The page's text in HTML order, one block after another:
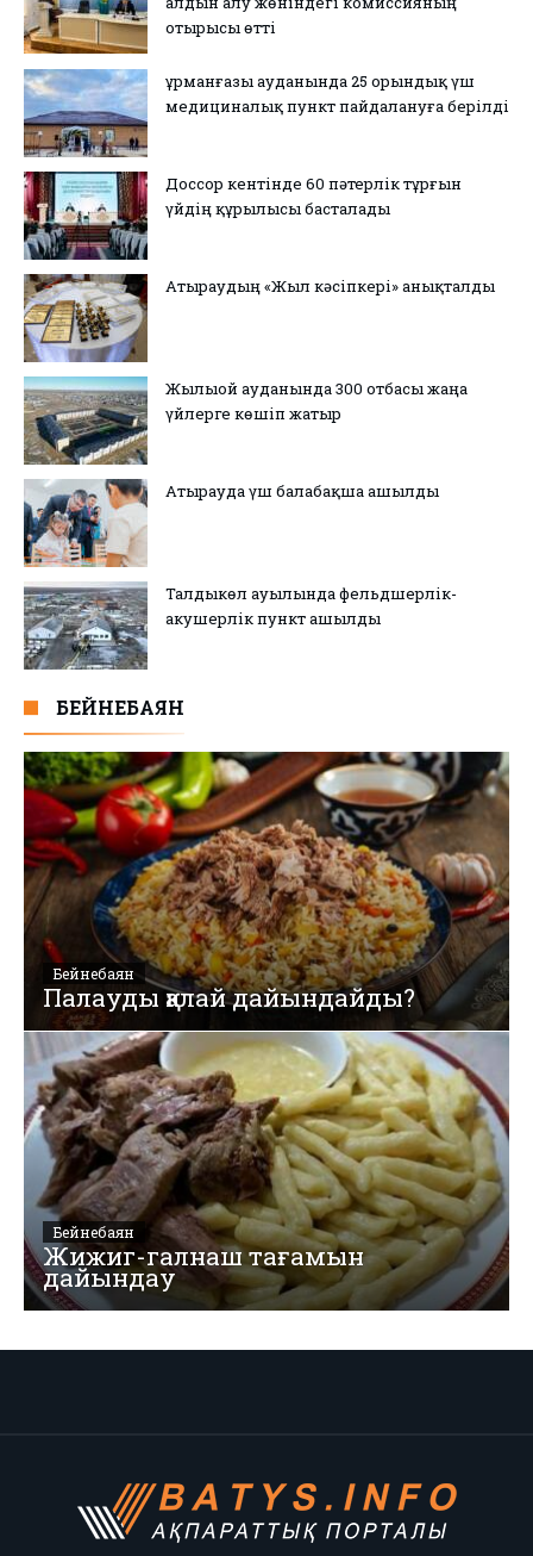
отырысы өтті
Құрманғазы ауданында 25 орындық үш
медициналық пункт пайдалануға берілді
Доссор кентінде 60 пәтерлік тұрғын
үйдің құрылысы басталады
Атыраудың «Жыл кәсіпкері» анықталды
Жылыой ауданында 300 отбасы жаңа
үйлерге көшіп жатыр
Атырауда үш балабақша ашылды
Талдыкөл ауылында фельдшерлік-
акушерлік пункт ашылды
БЕЙНЕБАЯН
Бейнебаян
Палауды қалай дайындайды?
Бейнебаян
Жижиг-галнаш тағамын
дайындау